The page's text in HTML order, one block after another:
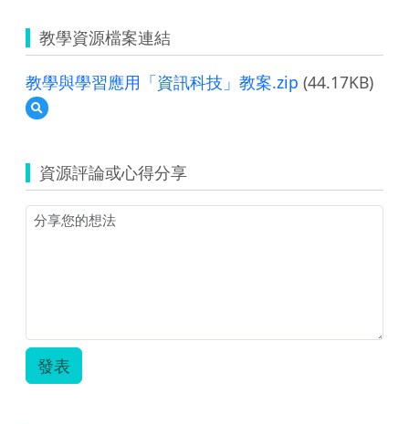
教學資源檔案連結
教學與學習應用「資訊科技」教案.zip (44.17KB)
預
覽
與
學
習
應
案.zip
資源評論或心得分享
發表